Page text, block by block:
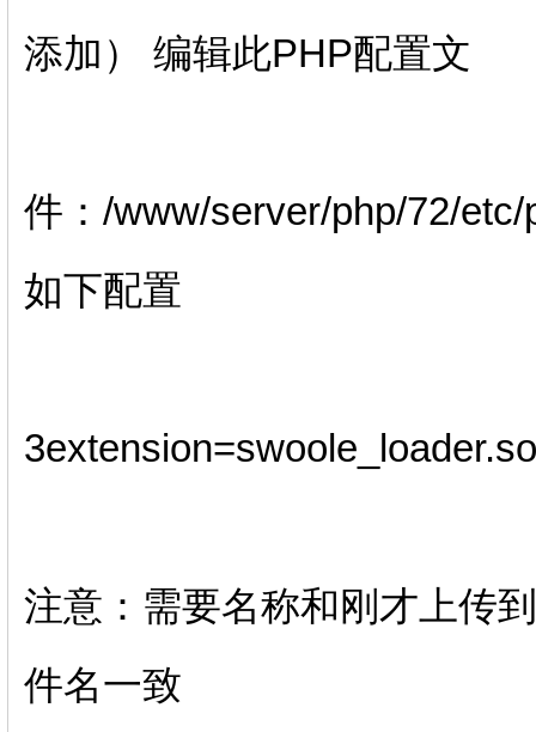
添加） 编辑此PHP配置文
件：/www/server/php/72/
如下配置
注意：需要名称和刚才上传
件名一致